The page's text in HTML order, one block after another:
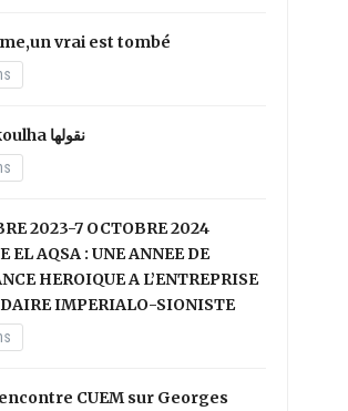
vrai est tombé
2023-7 OCTOBRE 2024
EL AQSA : UNE ANNEE DE
HEROIQUE A L’ENTREPRISE
IMPERIALO-SIONISTE
CUEM sur Georges